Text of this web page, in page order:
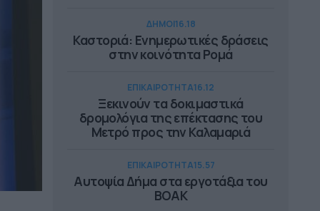
ΔΗΜΟΙ16.18
Καστοριά: Ενημερωτικές δράσεις
στην κοινότητα Ρομά
ΕΠΙΚΑΙΡΟΤΗΤΑ16.12
Ξεκινούν τα δοκιμαστικά
δρομολόγια της επέκτασης του
Μετρό προς την Καλαμαριά
ΕΠΙΚΑΙΡΟΤΗΤΑ15.57
Αυτοψία Δήμα στα εργοτάξια του
ΒΟΑΚ